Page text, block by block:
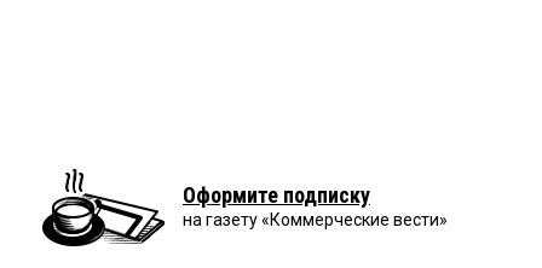
Оформите подписку
на газету «Коммерческие вести»